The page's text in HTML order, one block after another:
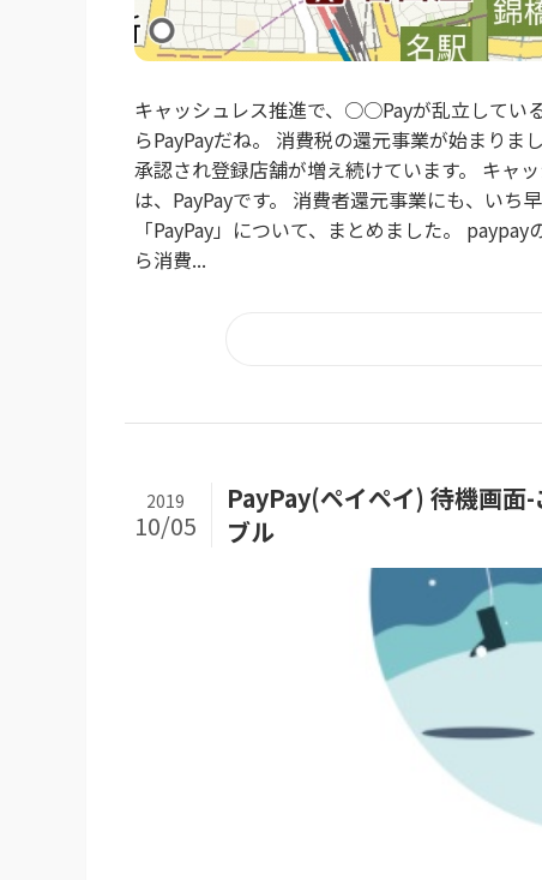
キャッシュレス推進で、○○Payが乱立してい
らPayPayだね。 消費税の還元事業が始まり
承認され登録店舗が増え続けています。 キャ
は、PayPayです。 消費者還元事業にも、い
「PayPay」について、まとめました。
ら消費...
PayPay(ペイペイ) 待機画面
ブル
2019
10/05